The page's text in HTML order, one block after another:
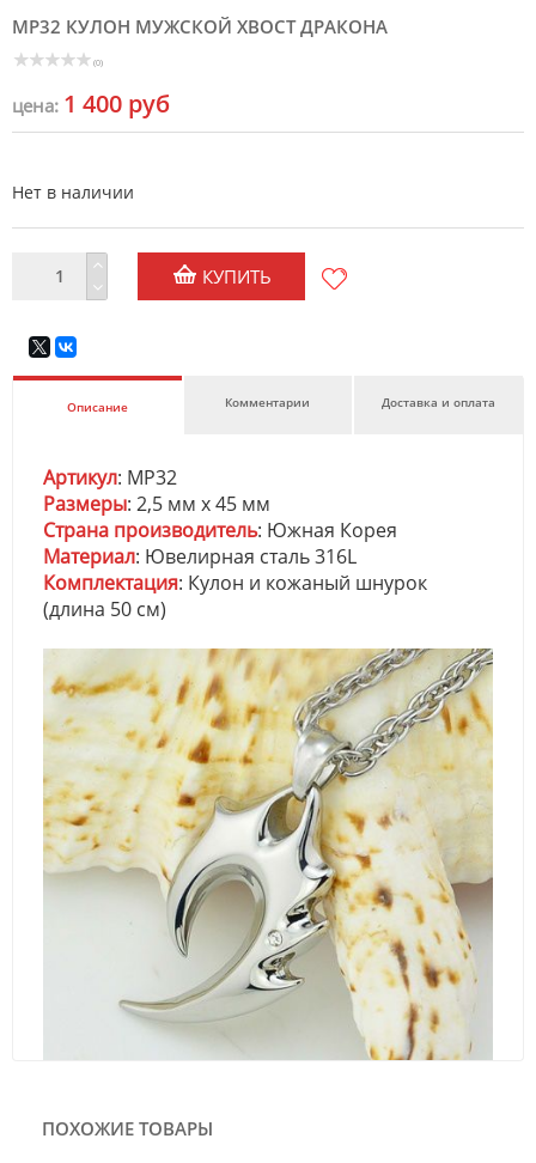
MP32 КУЛОН МУЖСКОЙ ХВОСТ ДРАКОНА
(0)
цена: 1 400 руб
Нет в наличии
КУПИТЬ
Описание Комментарии Доставка и оплата
Артикул: MP32
Размеры: 2,5 мм x 45 мм
Страна производитель: Южная Корея
Материал: Ювелирная сталь 316L
Комплектация: Кулон и кожаный шнурок
(длина 50 см)
ПОХОЖИЕ ТОВАРЫ